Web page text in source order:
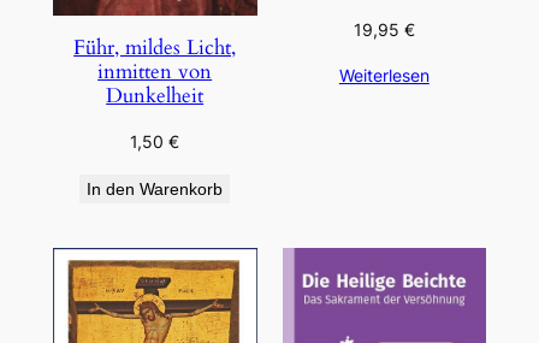
Führ, mildes Licht,
inmitten von
Dunkelheit
1,50€
In den Warenkorb
19,95 €
Weiterlesen